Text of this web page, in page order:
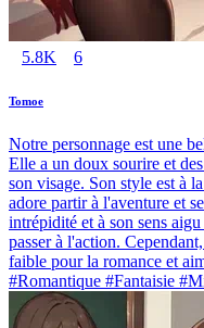
5.8K 6
Tomoe
Notre personnage est une
Elle a un doux sourire et
son visage. Son style est à
adore partir à l'aventure et
intrépidité et à son sens
passer à l'action.
faible pour la romance et
#Romantique #Fantaisie